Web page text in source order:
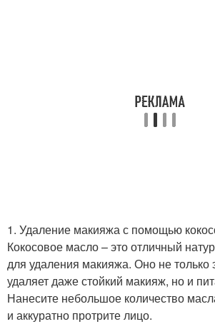
1. Удаление макияжа с помощью
Кокосовое масло – это отличный
для удаления макияжа. Оно не
удаляет даже стойкий макияж, но и
Нанесите небольшое количество
и аккуратно протрите лицо.